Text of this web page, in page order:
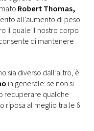
Robert Thomas,
all’aumento di peso
il quale il nostro corpo
di mantenere
sia diverso dall’altro, è
in generale: se non si
recuperare qualche
riposa al meglio tra le 6